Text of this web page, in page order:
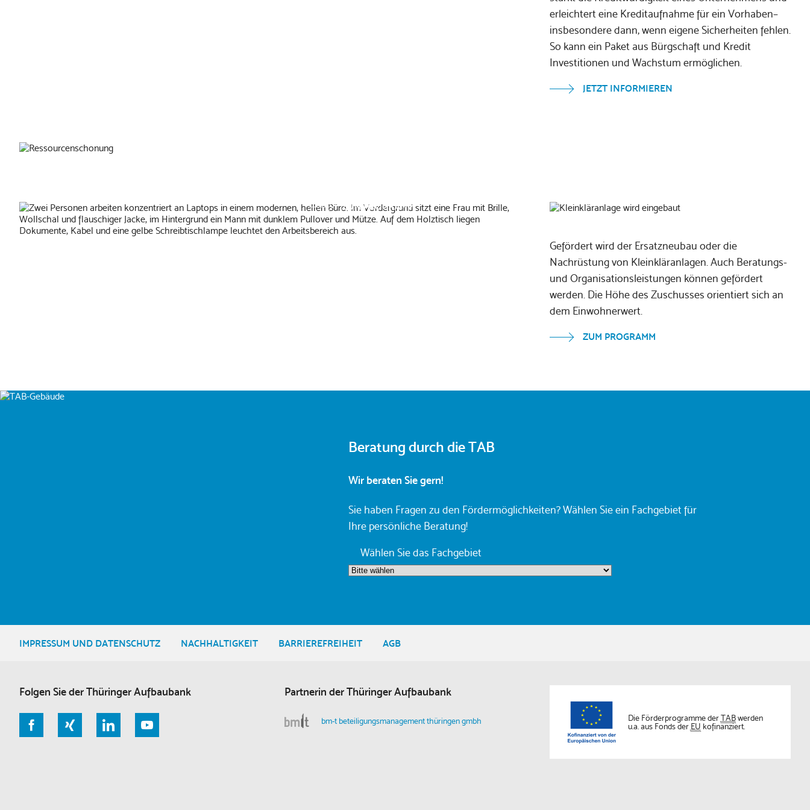
erleichtert eine Kreditaufnahme für ein Vorhaben–
insbesondere dann, wenn eigene Sicherheiten fehlen.
So kann ein Paket aus Bürgschaft und Kredit
Investitionen und Wachstum ermöglichen.
JETZT INFORMIEREN
Ressourcenschutz in kleinen und mittleren Unternehmen
Mit GreenInvest Ress können KMU ihre Investitionen für mehr Ressourcenschonung und -effizienz
ZUM PROGRAMM
Gefördert wird der Ersatzneubau oder die
Nachrüstung von Kleinkläranlagen. Auch Beratungs-
und Organisationsleistungen können gefördert
werden. Die Höhe des Zuschusses orientiert sich an
dem Einwohnerwert.
ZUM PROGRAMM
Beratung durch die TAB
Wir beraten Sie gern!
Sie haben Fragen zu den Fördermöglichkeiten? Wählen Sie ein Fachgebiet für
Ihre persönliche Beratung!
Wählen Sie das Fachgebiet
IMPRESSUM UND DATENSCHUTZ NACHHALTIGKEIT BARRIEREFREIHEIT AGB
Folgen Sie der Thüringer Aufbaubank Partnerin der Thüringer Aufbaubank
bm-t beteiligungsmanagement thüringen gmbh Die Förderprogramme derTABwerden
u.a. aus Fonds der EU kofinanziert.